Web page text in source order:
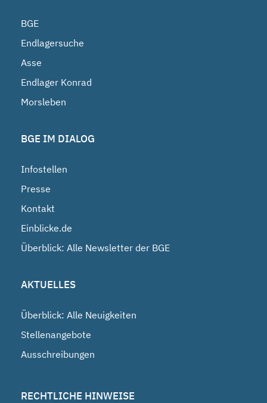
BGE
Endlagersuche
Asse
Endlager Konrad
Morsleben
BGE IM DIALOG
Infostellen
Presse
Kontakt
Einblicke.de
Überblick: Alle Newsletter der BGE
AKTUELLES
Überblick: Alle Neuigkeiten
Stellenangebote
Ausschreibungen
RECHTLICHE HINWEISE